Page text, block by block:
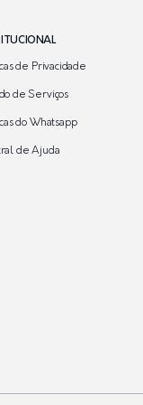
de Privacidade
de Serviços
do Whatsapp
de Ajuda